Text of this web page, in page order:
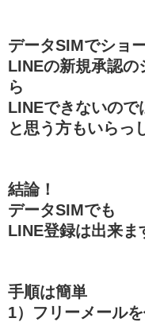
データSIMでショ
LINEの新規承認の
ら
LINEできないので
と思う方もいらっ
結論！
データSIMでも
LINE登録は出来ま
手順は簡単
1）フリーメール